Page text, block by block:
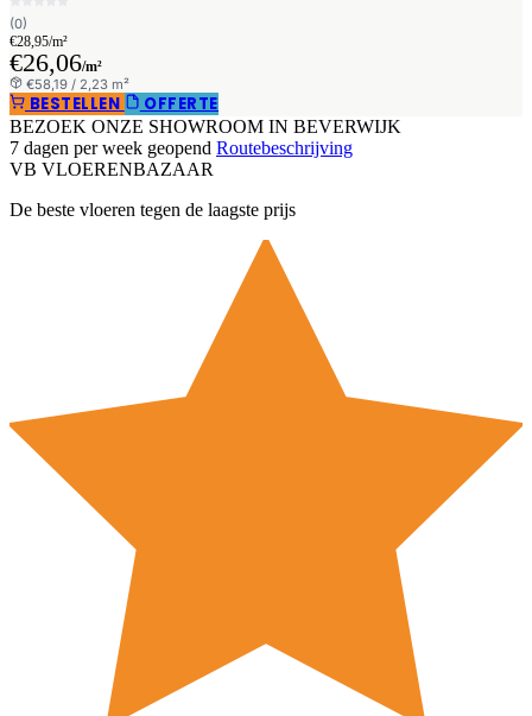
(0)
€28,95/m²
€26,06/m²
€58,19 / 2,23 m²
BESTELLEN OFFERTE
BEZOEK ONZE SHOWROOM IN BEVERWIJK
7 dagen per week geopend Routebeschrijving
VB VLOERENBAZAAR
De beste vloeren tegen de laagste prijs